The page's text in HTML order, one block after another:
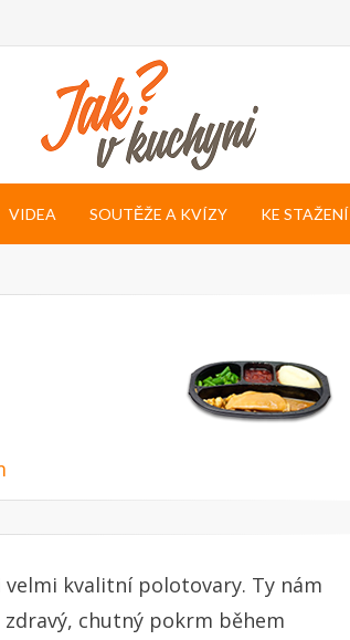
VIDEA SOUTĚŽE A KVÍZY KE STAŽENÍ
kvalitní polotovary. Ty nám
chutný pokrm během